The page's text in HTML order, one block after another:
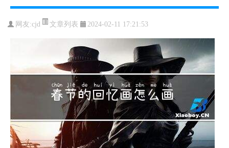
网友:cjd 文章列表 2024-02-11 17:21:53